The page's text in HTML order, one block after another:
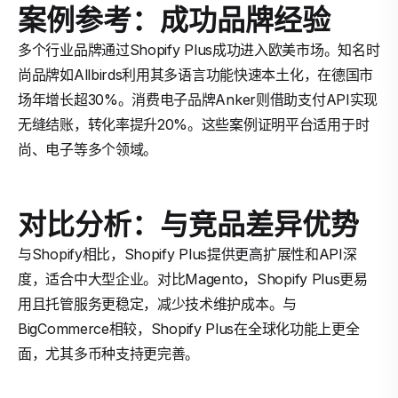
案例参考：成功品牌经验
多个行业品牌通过Shopify Plus成功进入欧美市场。知名时
尚品牌如Allbirds利用其多语言功能快速本土化，在德国市
场年增长超30%。消费电子品牌Anker则借助支付API实现
无缝结账，转化率提升20%。这些案例证明平台适用于时
尚、电子等多个领域。
对比分析：与竞品差异优势
与Shopify相比，Shopify Plus提供更高扩展性和API深
度，适合中大型企业。对比Magento，Shopify Plus更易
用且托管服务更稳定，减少技术维护成本。与
BigCommerce相较，Shopify Plus在全球化功能上更全
面，尤其多币种支持更完善。